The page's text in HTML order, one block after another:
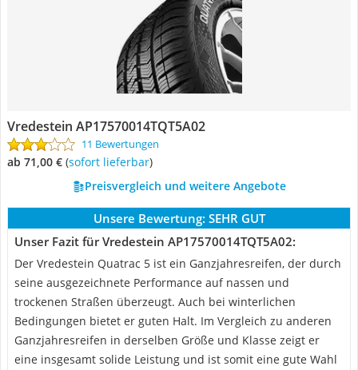
Vredestein AP17570014TQT5A02
11 Bewertungen
ab 71,00 € ( Sofort lieferbar)
Preisvergleich und weitere Angebote
Unsere Bewertung: SEHR GUT
Unser Fazit für Vredestein AP17570014TQT5A02:
Der Vredestein Quatrac 5 ist ein Ganzjahresreifen, der durch
seine ausgezeichnete Performance auf nassen und
trockenen Straßen überzeugt. Auch bei winterlichen
Bedingungen bietet er guten Halt. Im Vergleich zu anderen
Ganzjahresreifen in derselben Größe und Klasse zeigt er
eine insgesamt solide Leistung und ist somit eine gute Wahl